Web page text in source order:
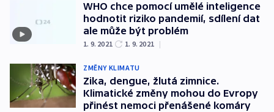
WHO chce pomocí umělé inteligence
hodnotit riziko pandemií, sdílení dat
ale může být problém
1. 9. 2021 1. 9. 2021 |
ZMĚNY KLIMATU
Zika, dengue, žlutá zimnice.
Klimatické změny mohou do Evropy
přinést nemoci přenášené komáry